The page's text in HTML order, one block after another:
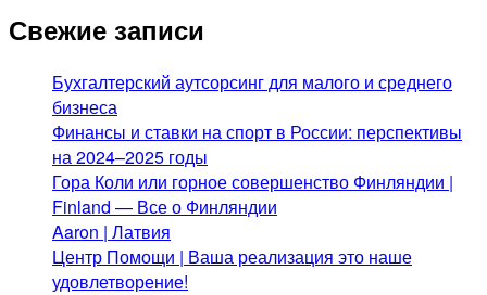
Свежие записи
Бухгалтерский аутсорсинг для малого и среднего
бизнеса
Финансы и ставки на спорт в России: перспективы
на 2024–2025 годы
Гора Коли или горное совершенство Финляндии |
Finland — Все о Финляндии
Aaron | Латвия
Центр Помощи | Ваша реализация это наше
удовлетворение!